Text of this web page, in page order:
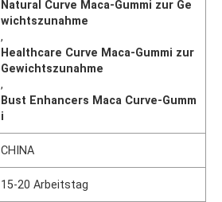
Natural Curve Maca-Gummi zur Ge
wichtszunahme
,
Healthcare Curve Maca-Gummi zur
Gewichtszunahme
,
Bust Enhancers Maca Curve-Gumm
i
CHINA
15-20 Arbeitstag